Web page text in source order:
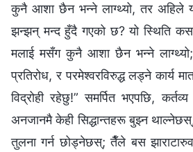
कुनै आशा छैन भन्‍ने लाग्थ्यो, तर अहिले
झन्झन् मन्द हुँदै गएको छ? यो स्थिति
मलाई मसँग कुनै आशा छैन भन्‍ने लाग्थ्यो;
प्रतिरोध, र परमेश्‍वरविरुद्ध लड्ने कार्य
विद्रोही रहेछु!” समर्पित भएपछि,
अनजानमै केही सिद्धान्तहरू बुझ्न
तुलना गर्न छोड्नेछस्; तैँले बस